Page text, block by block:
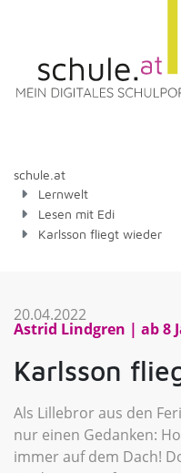
schule.at
Lernwelt
Lesen mit Edi
Karlsson fliegt wieder
20.04.2022
Astrid Lindgren ab 8
Karlsson
Als Lillebror aus den
nur einen Gedanken:
immer auf dem Dach!